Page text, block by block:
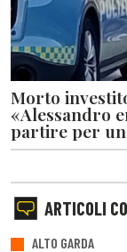
Morto
«Alessandro
partire per
ARTICOLI
ALTO GARDA